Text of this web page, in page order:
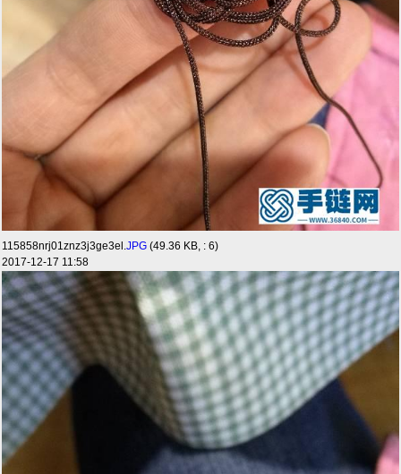
115858nrj01znz3j3ge3el.JPG (49.36 KB, : 6)
2017-12-17 11:58